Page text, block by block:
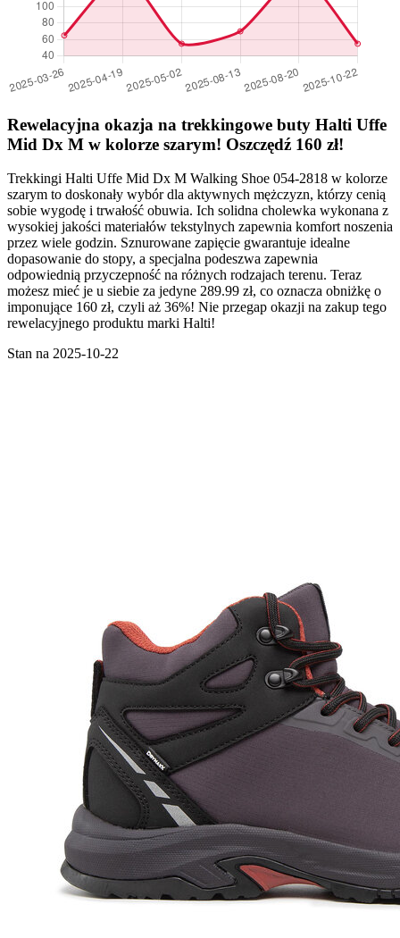
Rewelacyjna okazja na trekkingowe buty Halti Uffe
Mid Dx M w kolorze szarym! Oszczędź 160 zł!
Trekkingi Halti Uffe Mid Dx M Walking Shoe 054-2818 w kolorze
szarym to doskonały wybór dla aktywnych mężczyzn, którzy cenią
sobie wygodę i trwałość obuwia. Ich solidna cholewka wykonana z
wysokiej jakości materiałów tekstylnych zapewnia komfort noszenia
przez wiele godzin. Sznurowane zapięcie gwarantuje idealne
dopasowanie do stopy, a specjalna podeszwa zapewnia
odpowiednią przyczepność na różnych rodzajach terenu. Teraz
możesz mieć je u siebie za jedyne 289.99 zł, co oznacza obniżkę o
imponujące 160 zł, czyli aż 36%! Nie przegap okazji na zakup tego
rewelacyjnego produktu marki Halti!
Stan na 2025-10-22